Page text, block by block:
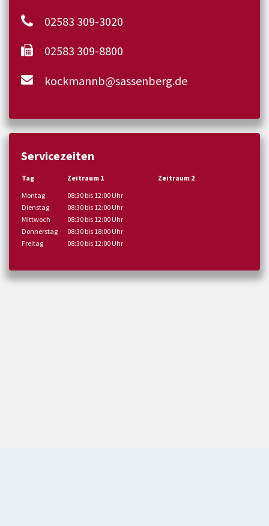
02583 309-3020
02583 309-8800
kockmannb@sassenberg.de
Servicezeiten
Tag Zeitraum 1
Zeitraum 2
Montag
08:30 bis 12:00 Uhr
Dienstag
08:30 bis 12:00 Uhr
Mittwoch
08:30 bis 12:00 Uhr
Donnerstag
08:30 bis 18:00 Uhr
Freitag
08:30 bis 12:00 Uhr